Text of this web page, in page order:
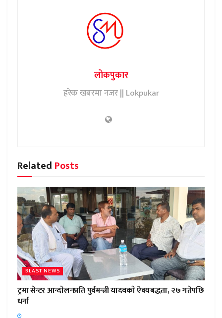
लोकपुकार
हरेक खबरमा नजर || Lokpukar
Related Posts
BLAST NEWS
ट्रमा सेन्टर आन्दाेलनप्रति पुर्वमन्त्री यादवकाे ऐक्यबद्धता, २७ गतेपछि
धर्ना